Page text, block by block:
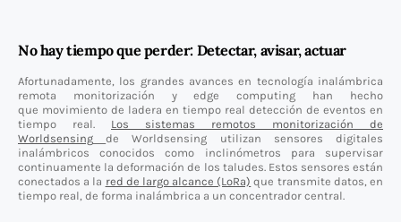
No hay tiempo que perder: Detectar, avisar, actuar
Afortunadamente, los grandes avances en tecnología inalámbrica
remota monitorización y edge computing han hecho
que movimiento de ladera en tiempo real detección de eventos en
tiempo real.
Los sistemas remotos monitorización de
Worldsensing
de Worldsensing utilizan sensores digitales
inalámbricos conocidos como inclinómetros para supervisar
continuamente la deformación de los taludes. Estos sensores están
conectados a la red de largo alcance (LoRa) que transmite datos, en
tiempo real, de forma inalámbrica a un concentrador central.